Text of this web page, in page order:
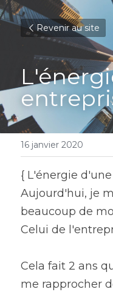
Revenir au site
16 janvier 2020
{ L'énergie
Aujourd'hui, je
beaucoup de
Celui de
Cela fait 2 ans
me rapprocher